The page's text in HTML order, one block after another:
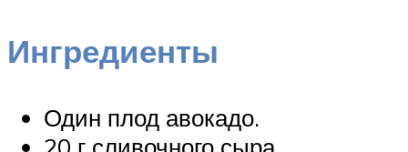
Ингредиенты
Один плод авокадо.